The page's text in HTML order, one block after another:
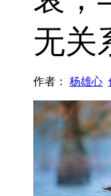
无关
作者： 杨雄心